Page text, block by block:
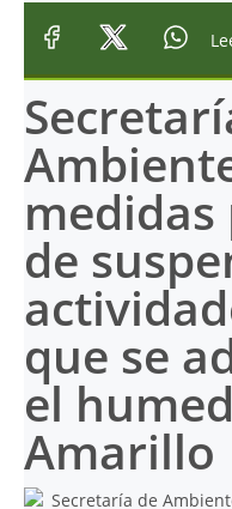
de
que se
el
Amarillo